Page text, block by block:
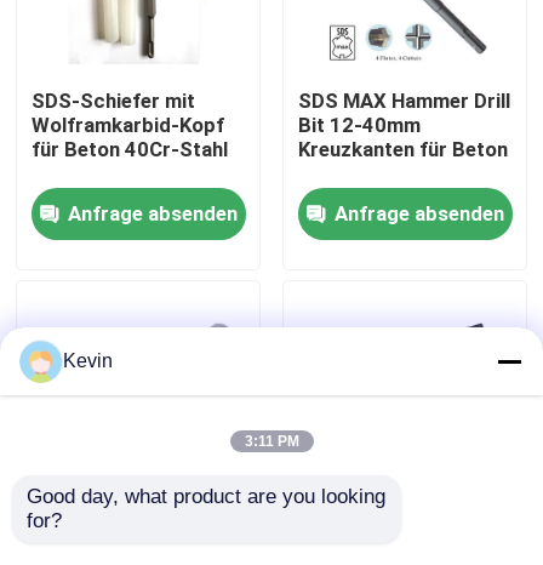
Fabrik-Ausflug
Treten Sie mit uns in Verbindung
Nachrichten
Fordern Sie ein Zitat
SDS-Schiefer mit
Wolframkarbid-Kopf
für Beton 40Cr-Stahl
Anfrage absenden
SDS MAX Hammer Drill
Bit 12-40mm
Kreuzkanten für Beton
Anfrage absenden
1/4 Hex Schank Glas
Kevin
3:11 PM
Good day, what product are you looking
for?